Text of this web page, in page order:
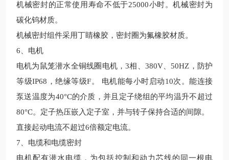
机械密封的正常使用寿命不低于25000小时。机械密封为
碳化钨材质。
机械密封组件采用丁睛橡胶 ， 密封圈为氟橡胶材质。
6、电机
电机为鼠笼潜水全铜线圈 电机，3相、380V、50HZ，防护
等级IP68，绝缘等级F。 电机能每小时启动10次。能连接
泵送温度为40°C的介质，并且定子绕组的平均温升不超过
80°C。定子热压嵌入定子室，并与转子保持合适的间隙。
直接起动电流不超过6倍额定电流。
7、电缆和电缆密封
电机配有潜水电缆，为包括控制和动力芯线的同一根电